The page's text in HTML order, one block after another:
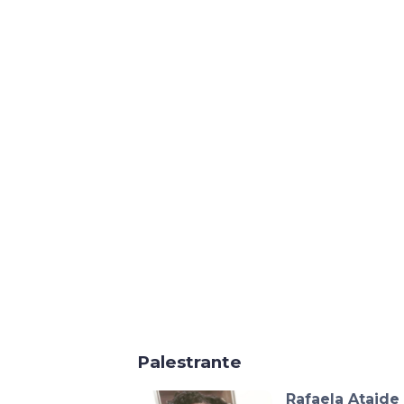
Palestrante
Rafaela Ataide